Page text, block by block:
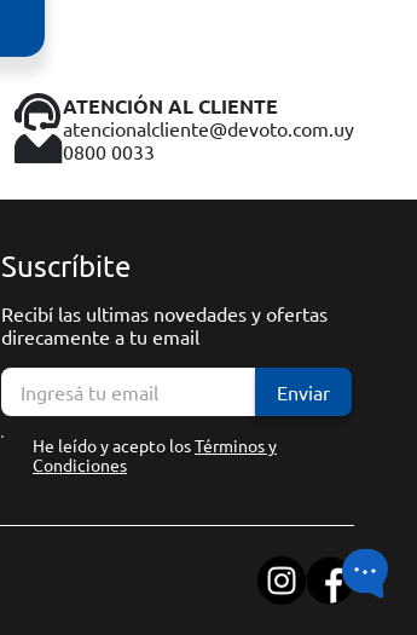
ATENCIÓN AL CLIENTE
atencionalcliente@devoto.com.uy
0800 0033
Suscríbite
Recibí las ultimas novedades y ofertas
direcamente a tu email
Enviar
He leído y acepto losTérminos y
Condiciones